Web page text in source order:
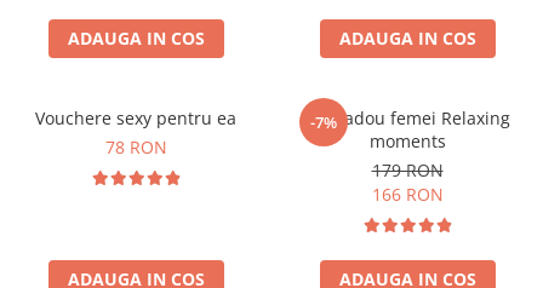
ADAUGA IN COS ADAUGA IN COS
Vouchere sexy pentru ea
78 RON
ADAUGA IN COS
-7%
Set cadou femei Relaxing
moments
179 RON
166 RON
ADAUGA IN COS